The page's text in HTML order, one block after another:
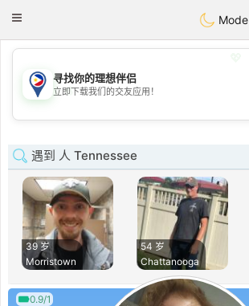
PhilippinesChat
Toggle
Mode
💖
💕
寻找你的理想伴侣
立即下载我们的交友应用！
遇到 人 Tennessee
39 岁
Morristown
54 岁
Chattanooga
0.9/1